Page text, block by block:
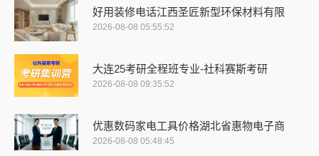
好用装修电话江西圣匠新型环保材料有限
2026-08-08 05:55:52
大连25考研全程班专业-社科赛斯考研
2026-08-08 09:35:52
优惠数码家电工具价格湖北省惠物电子商
2026-08-08 05:48:45